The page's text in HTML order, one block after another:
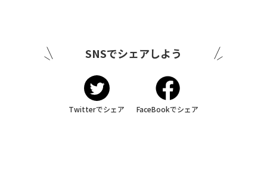
SNSでシェアしよう
Twitterでシェア FaceBookでシェア